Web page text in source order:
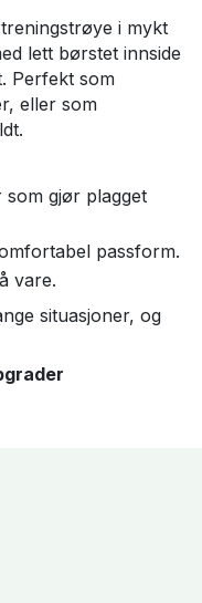
i mykt
lett børstet innside
Perfekt som
eller som
som gjør plagget
passform.
vare.
situasjoner, og